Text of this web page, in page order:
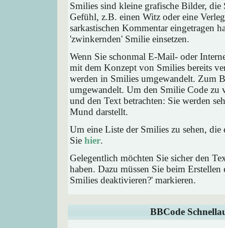
Smilies sind kleine grafische Bilder,
Gefühl, z.B. einen Witz oder eine
sarkastischen Kommentar eingetragen
'zwinkernden' Smilie einsetzen.
Wenn Sie schonmal E-Mail- oder
mit dem Konzept von Smilies bereits
werden in Smilies umgewandelt. Zum
umgewandelt. Um den Smilie Code zu
und den Text betrachten: Sie werden
Mund darstellt.
Um eine Liste der Smilies zu sehen,
Sie hier.
Gelegentlich möchten Sie sicher den
haben. Dazu müssen Sie beim
Smilies deaktivieren?' markieren.
BBCode